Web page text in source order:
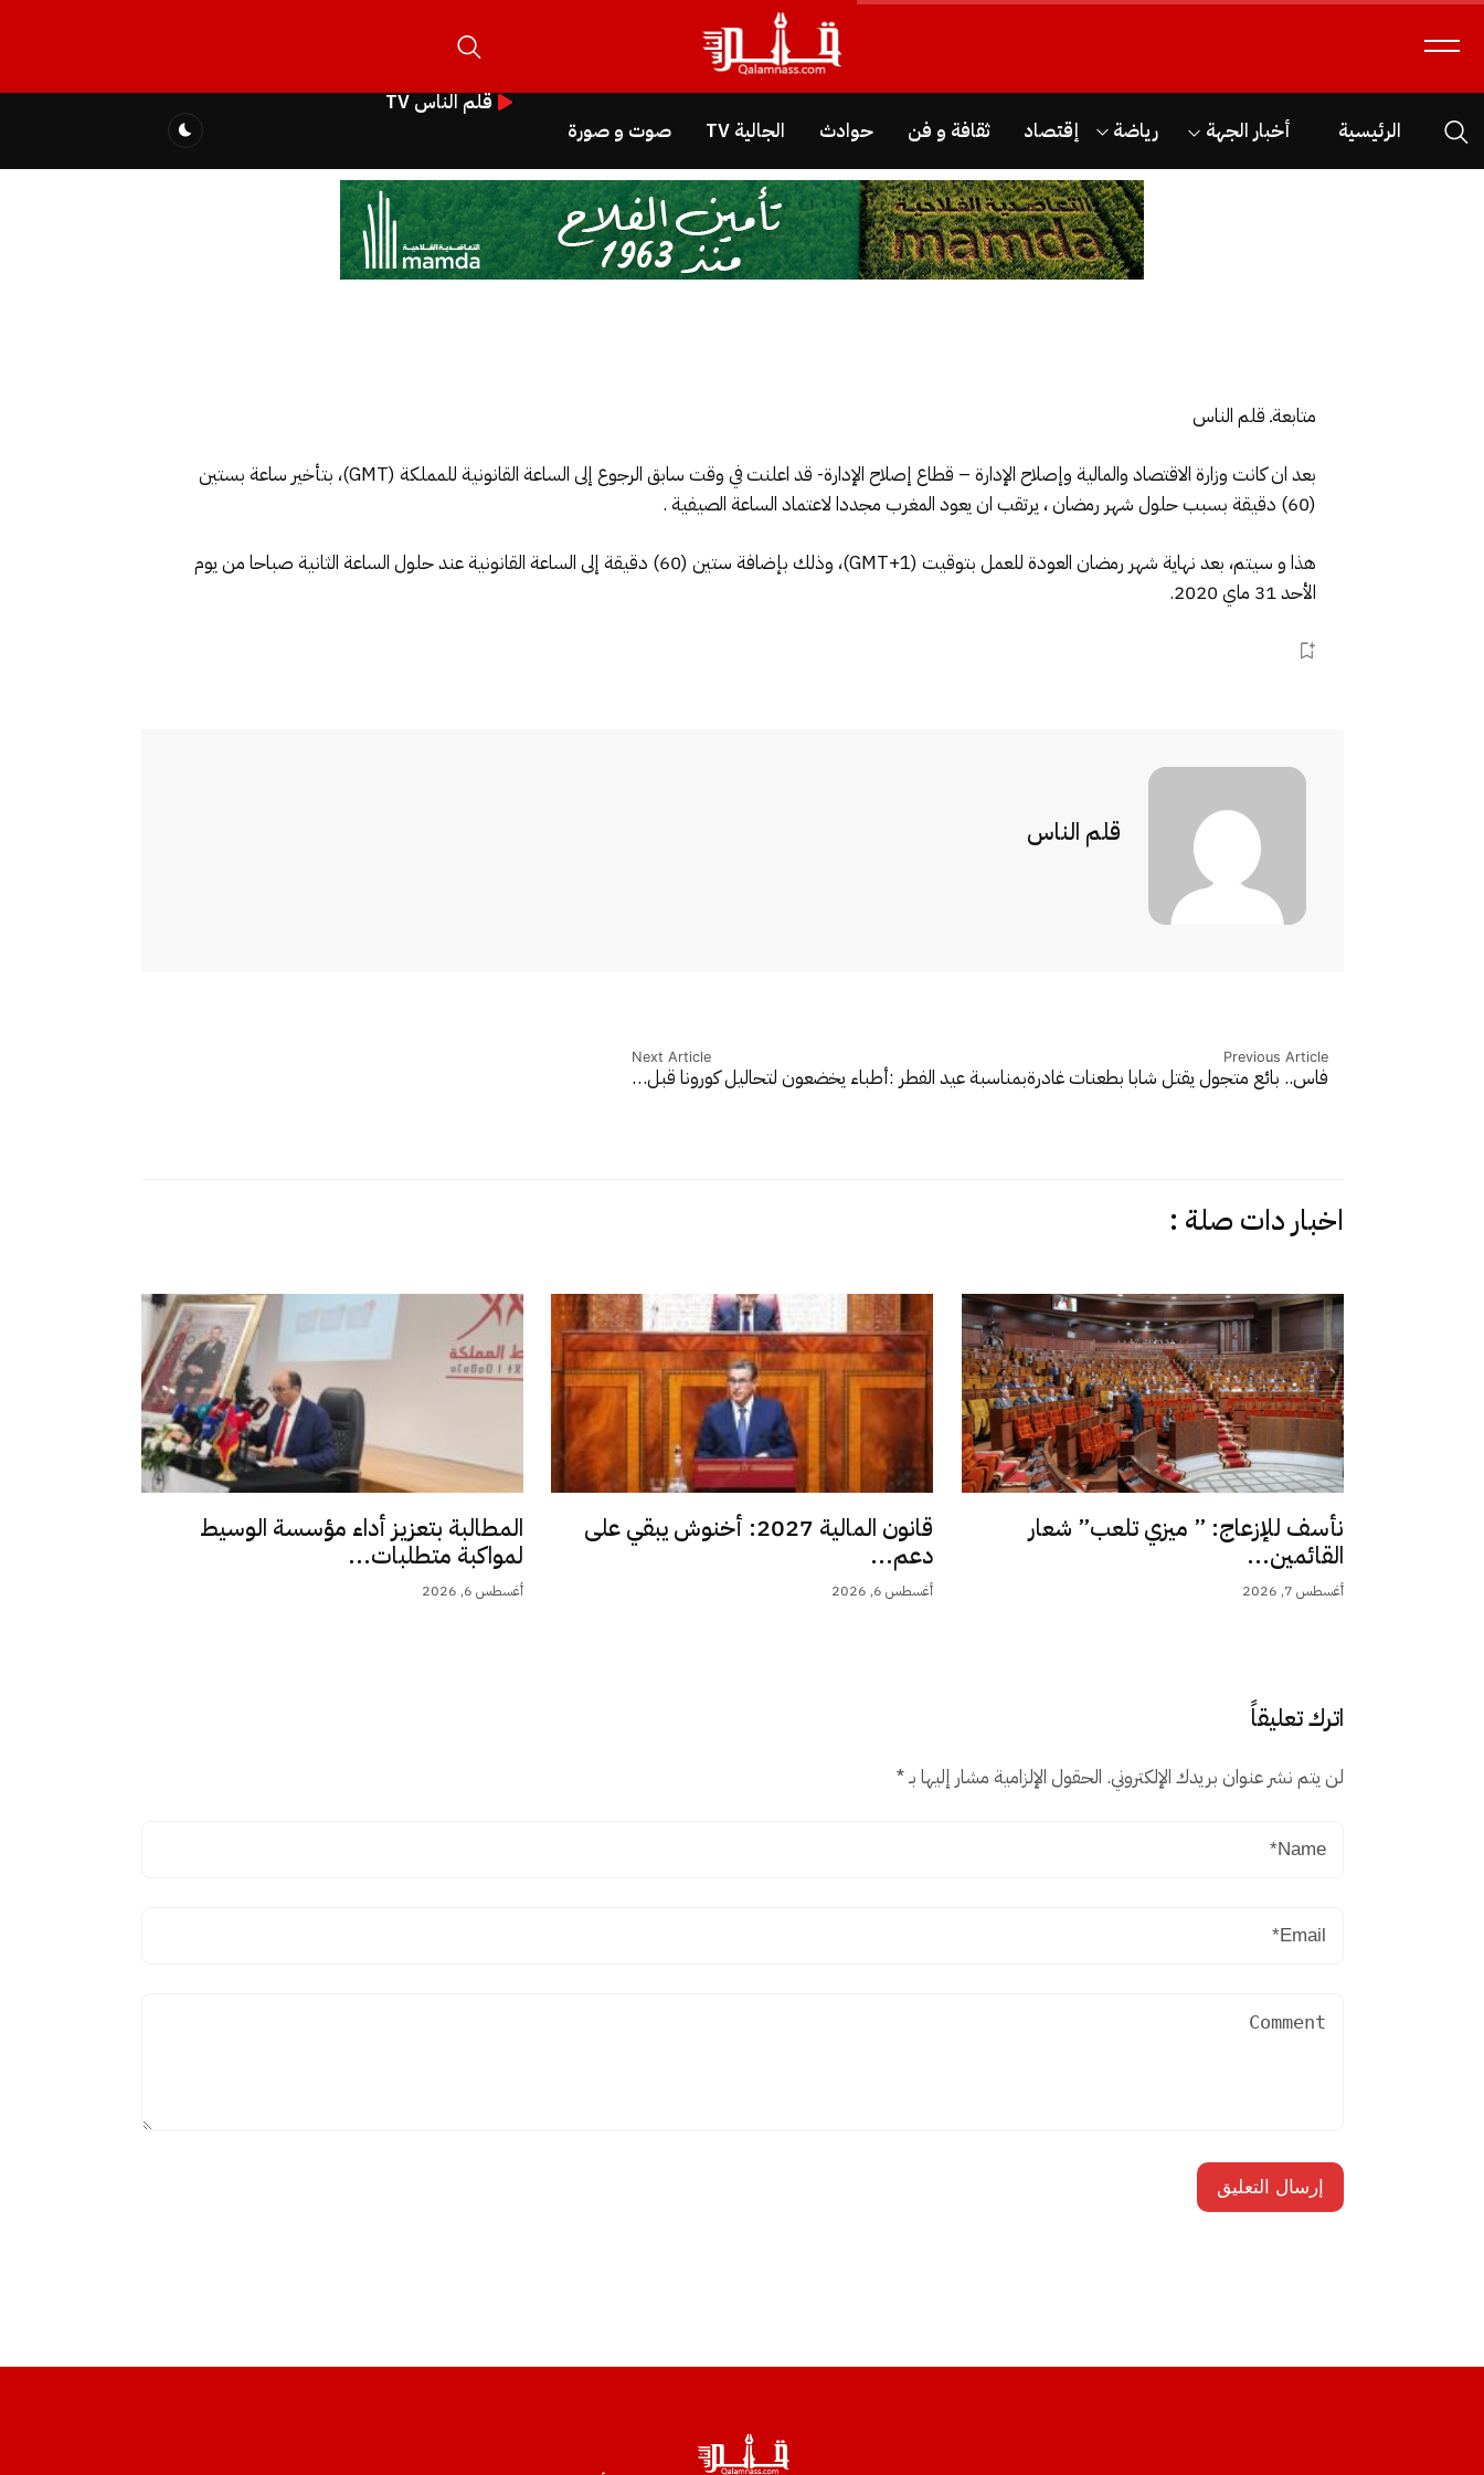
الرئيسية أخبار الجهة رياضة إقتصاد ثقافة و فن حوادث الجالية TV صوت و صورة
قلم الناس TV
متابعةـ قلم الناس
بعد ان كانت وزارة الاقتصاد والمالية وإصلاح الإدارة – قطاع إصلاح الإدارة- قد اعلنت في وقت سابق الرجوع إلى الساعة القانونية للمملكة (GMT)، بتأخير ساعة بستين
(60) دقيقة بسبب حلول شهر رمضان ، يرتقب ان يعود المغرب مجددا لاعتماد الساعة الصيفية .
هذا و سيتم، بعد نهاية شهر رمضان العودة للعمل بتوقيت (GMT+1)، وذلك بإضافة ستين (60) دقيقة إلى الساعة القانونية عند حلول الساعة الثانية صباحا من يوم
الأحد 31 ماي 2020.
قلم الناس
Previous Article
فاس.. بائع متجول يقتل شابا بطعنات غادرة
Next Article
بمناسبة عيد الفطر :أطباء يخضعون لتحاليل كورونا قبل…
اخبار دات صلة :
نأسف للإزعاج: ” ميزي تلعب” شعار
القائمين...
أغسطس 7, 2026
قانون المالية 2027: أخنوش يبقي على
دعم...
أغسطس 6, 2026
المطالبة بتعزيز أداء مؤسسة الوسيط
لمواكبة متطلبات...
أغسطس 6, 2026
اترك تعليقاً
لن يتم نشر عنوان بريدك الإلكتروني. الحقول الإلزامية مشار إليها بـ*